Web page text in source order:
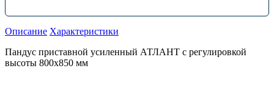
Описание Характеристики
Пандус приставной усиленный АТЛАНТ с регулировкой
высоты 800х850 мм